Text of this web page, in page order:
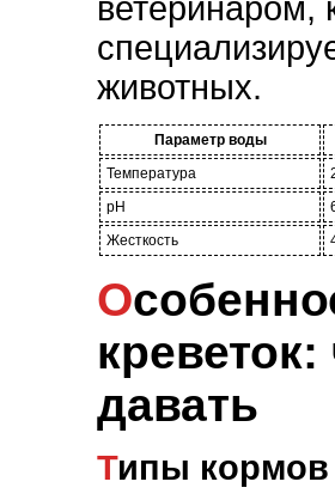
ветеринаром,
животных.
Параметр воды
Температура
pH
Жесткость
Особенности кормления
креветок:
давать
Типы